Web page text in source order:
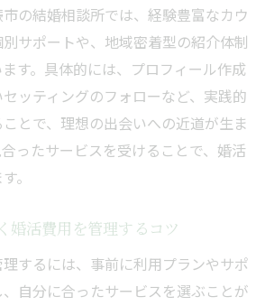
の結婚相談所では、経験豊富なカウ
サポートや、地域密着型の紹介体制
す。具体的には、プロフィール作成
ッティングのフォローなど、実践的
とで、理想の出会いへの近道が生ま
ったサービスを受けることで、婚活
。
婚活費用を管理するコツ
するには、事前に利用プランやサポ
自分に合ったサービスを選ぶことが